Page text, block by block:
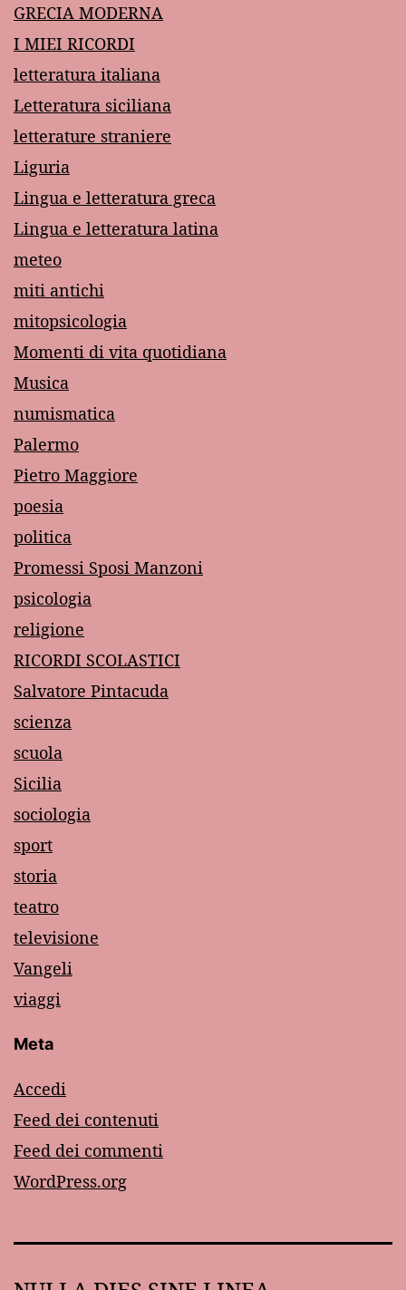
GRECIA MODERNA
I MIEI RICORDI
letteratura italiana
Letteratura siciliana
letterature straniere
Liguria
Lingua e letteratura greca
Lingua e letteratura latina
meteo
miti antichi
mitopsicologia
Momenti di vita quotidiana
Musica
numismatica
Palermo
Pietro Maggiore
poesia
politica
Promessi Sposi Manzoni
psicologia
religione
RICORDI SCOLASTICI
Salvatore Pintacuda
scienza
scuola
Sicilia
sociologia
sport
storia
teatro
televisione
Vangeli
viaggi
Meta
Accedi
Feed dei contenuti
Feed dei commenti
WordPress.org